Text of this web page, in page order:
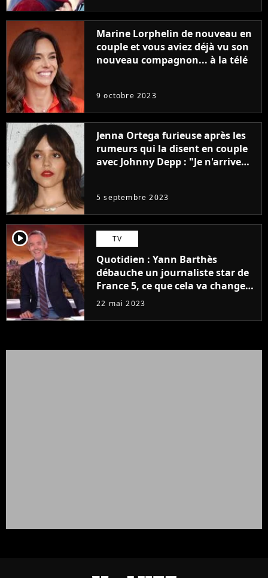
Marine Lorphelin de nouveau en
couple et vous aviez déjà vu son
nouveau compagnon... à la télé
9 octobre 2023
Jenna Ortega furieuse après les
rumeurs qui la disent en couple
avec Johnny Depp : "Je n'arrive
5 septembre 2023
player2 TV
Quotidien : Yann Barthès
débauche un journaliste star de
France 5, ce que cela va changer
à la rentrée
22 mai 2023